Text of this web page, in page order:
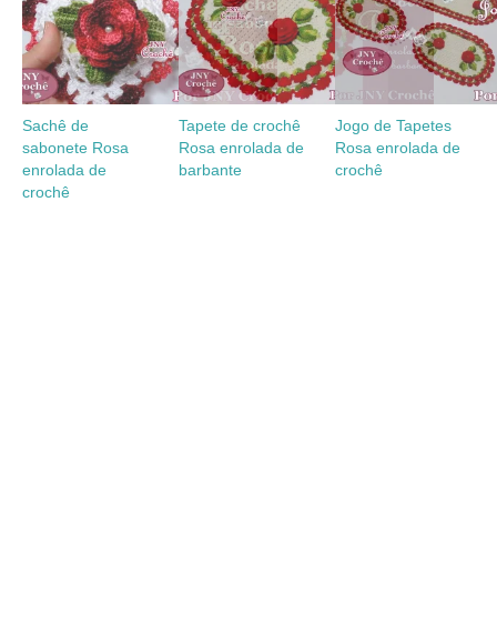
Sachê de
sabonete Rosa
enrolada de
crochê
Tapete de crochê
Rosa enrolada de
barbante
Jogo de Tapetes
Rosa enrolada de
crochê